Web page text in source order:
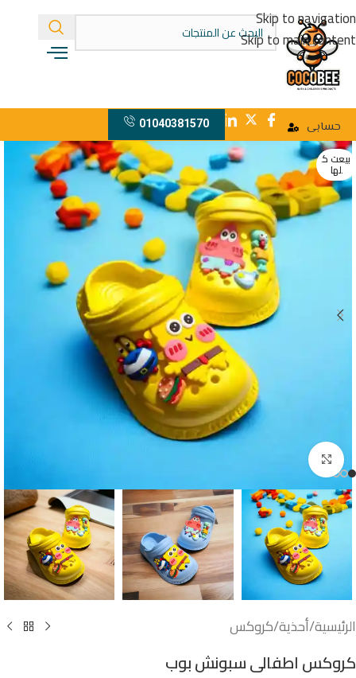
Skip to navigation
Skip to main content
حسابى 01040381570
بيعت ك
لها
اضغط للتكبير
الرئيسية/أحذية/كروكس
كروكس اطفالى سبونش بوب